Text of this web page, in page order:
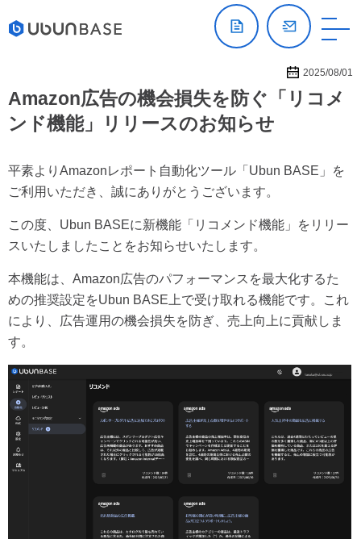
2025/08/01
Amazon広告の機会損失を防ぐ「リコメ
ンド機能」リリースのお知らせ
平素よりAmazonレポート自動化ツール「Ubun BASE」を
ご利用いただき、誠にありがとうございます。
この度、Ubun BASEに新機能「リコメンド機能」をリリー
スいたしましたことをお知らせいたします。
本機能は、Amazon広告のパフォーマンスを最大化するた
めの推奨設定をUbun BASE上で受け取れる機能です。これ
により、広告運用の機会損失を防ぎ、売上向上に貢献しま
す。